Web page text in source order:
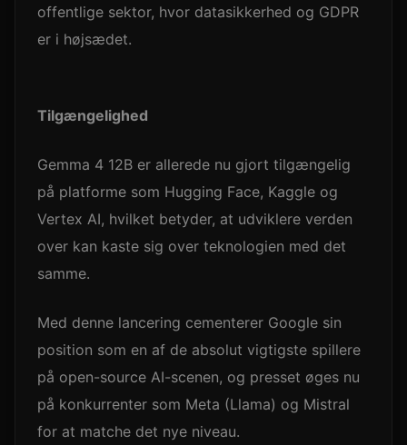
offentlige sektor, hvor datasikkerhed og GDPR
er i højsædet.
Tilgængelighed
Gemma 4 12B er allerede nu gjort tilgængelig
på platforme som Hugging Face, Kaggle og
Vertex AI, hvilket betyder, at udviklere verden
over kan kaste sig over teknologien med det
samme.
Med denne lancering cementerer Google sin
position som en af de absolut vigtigste spillere
på open-source AI-scenen, og presset øges nu
på konkurrenter som Meta (Llama) og Mistral
for at matche det nye niveau.